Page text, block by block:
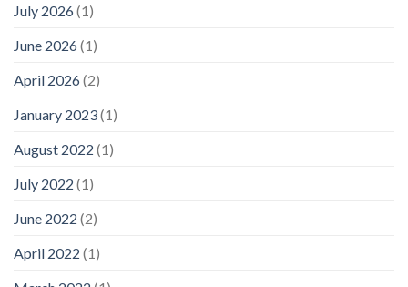
July 2026(1)
June 2026(1)
April 2026(2)
January 2023(1)
August 2022 (1)
July 2022 (1)
June 2022 (2)
April 2022 (1)